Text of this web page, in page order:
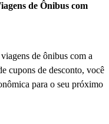
de Ônibus com
de ônibus com a
cupons de desconto, você
para o seu próximo